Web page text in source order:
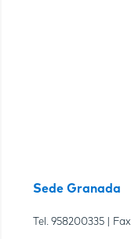
Sede Granada
Tel. 958200335 | Fax